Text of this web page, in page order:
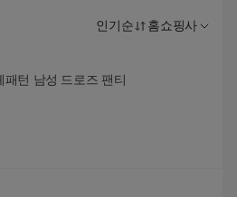
인기순 홈쇼핑사
패턴 남성 드로즈 팬티